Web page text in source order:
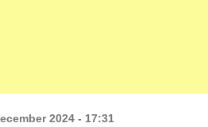
2024 - 17:31